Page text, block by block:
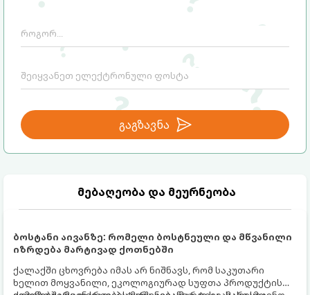
გაგზავნა
მებაღეობა და მეურნეობა
ბოსტანი აივანზე: რომელი ბოსტნეული და მწვანილი
იზრდება მარტივად ქოთნებში
ქალაქში ცხოვრება იმას არ ნიშნავს, რომ საკუთარი
ხელით მოყვანილი, ეკოლოგიურად სუფთა პროდუქტის